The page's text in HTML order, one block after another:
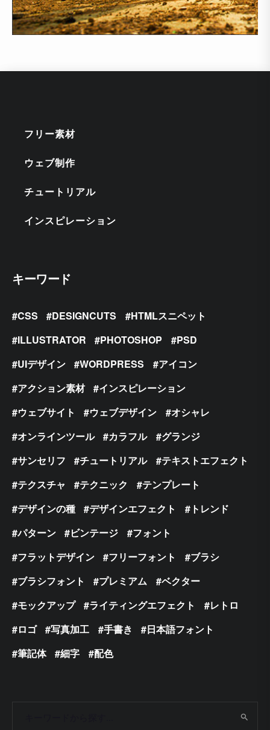
フリー素材
ウェブ制作
チュートリアル
インスピレーション
キーワード
CSS DESIGNCUTS
HTMLスニペット
ILLUSTRATOR
PHOTOSHOP
PSD
UIデザイン
WORDPRESS
アイコン
アクション素材
インスピレーション
ウェブサイト
ウェブデザイン
オシャレ
オンラインツール
カラフル
グランジ
サンセリフ
チュートリアル
テキストエフェクト
テクスチャ
テクニック
テンプレート
デザインの種
デザインエフェクト
トレンド
パターン
ビンテージ
フォント
フラットデザイン
フリーフォント
ブラシ
ブラシフォント
プレミアム
ベクター
モックアップ
ライティングエフェクト
レトロ
ロゴ
写真加工 手書き
日本語フォント
筆記体
細字 配色